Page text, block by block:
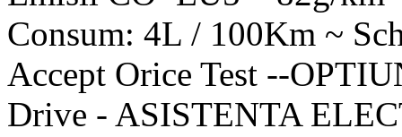
Consum: 4L / 100Km ~
Accept Orice Test --
Drive - ASISTENTA